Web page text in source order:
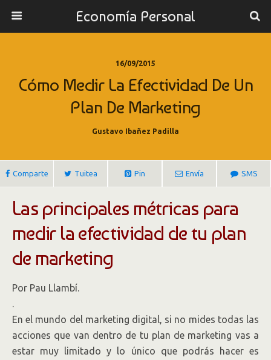
Economía Personal
16/09/2015
Cómo Medir La Efectividad De Un
Plan De Marketing
Gustavo Ibañez Padilla
Comparte Tuitea Pin Envía SMS
Las principales métricas para
medir la efectividad de tu plan
de marketing
Por Pau Llambí.
.
En el mundo del marketing digital, si no mides todas las
acciones que van dentro de tu plan de marketing vas a
estar muy limitado y lo único que podrás hacer es